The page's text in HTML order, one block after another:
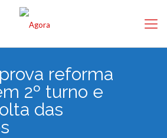
reforma
2º turno e
das